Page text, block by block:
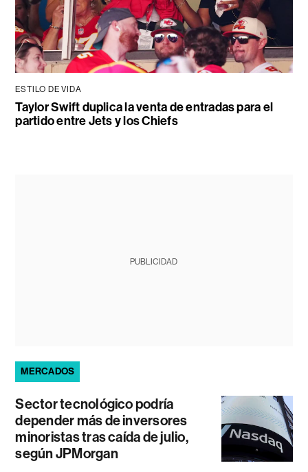
ESTILO DE VIDA
Taylor Swift duplica la venta de entradas para el
partido entre Jets y los Chiefs
PUBLICIDAD
MERCADOS
Sector tecnológico podría
depender más de inversores
minoristas tras caída de julio,
según JPMorgan